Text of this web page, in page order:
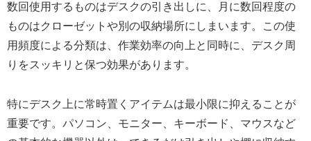
数回使用するものはデスクの引き出しに、月に数回程度の
ものはクローゼットや別の収納場所にしまいます。この使
用頻度による分類は、作業効率の向上と同時に、デスク周
りをスッキリと保つ効果があります。
特にデスク上に常時置くアイテムは最小限に抑えることが
重要です。パソコン、モニター、キーボード、マウスなど